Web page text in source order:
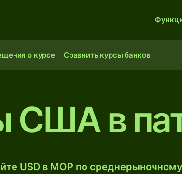
о курсе Сравнить курсы банков
США в
USD в MOP по